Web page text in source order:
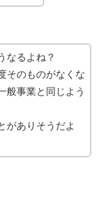
なるよね？
そのものがなくな
般事業と同じよう
がありそうだよ